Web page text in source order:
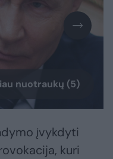
nuotraukų (5)
įvykdyti
kuri